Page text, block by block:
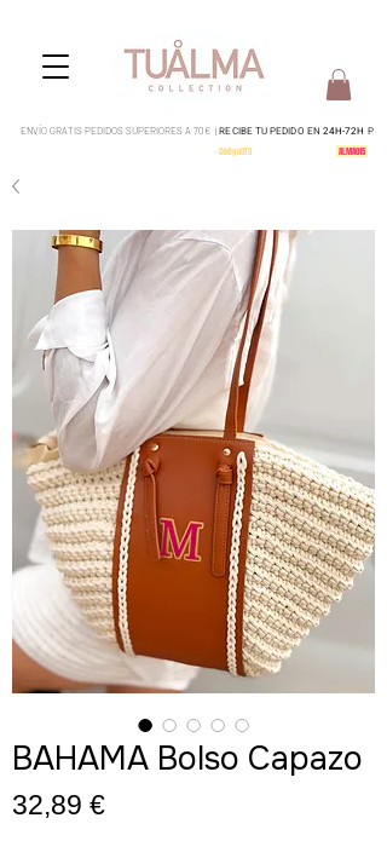
ENVÍO GRATIS PEDIDOS SUPERIORES A 70€ | RECIBE TU PEDIDO EN 24H-72H P
- CódigoDTO ALMA015
BAHAMA Bolso Capazo
32,89 €Precio